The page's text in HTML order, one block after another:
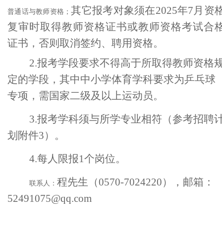
普通话与教师资格；其它报考对象须在2025年7月资
复审时取得教师资格证书或教师资格考试合
证书，否则取消签约、聘用资格。
2.报考学段要求不得高于所取得教师资格
定的学段，其中中小学体育学科要求为乒乓球
专项，需国家二级及以上运动员。
3.报考学科须与所学专业相符（参考招聘
划附件3）。
4.每人限报1个岗位。
联系人： 程先生（0570-7024220），邮箱：
52491075@qq.com